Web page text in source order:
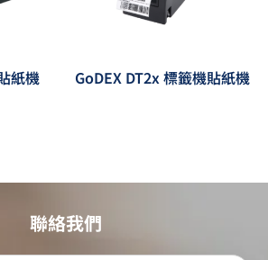
紙機 GoDEX DT2x 標籤機貼紙機
聯絡我們